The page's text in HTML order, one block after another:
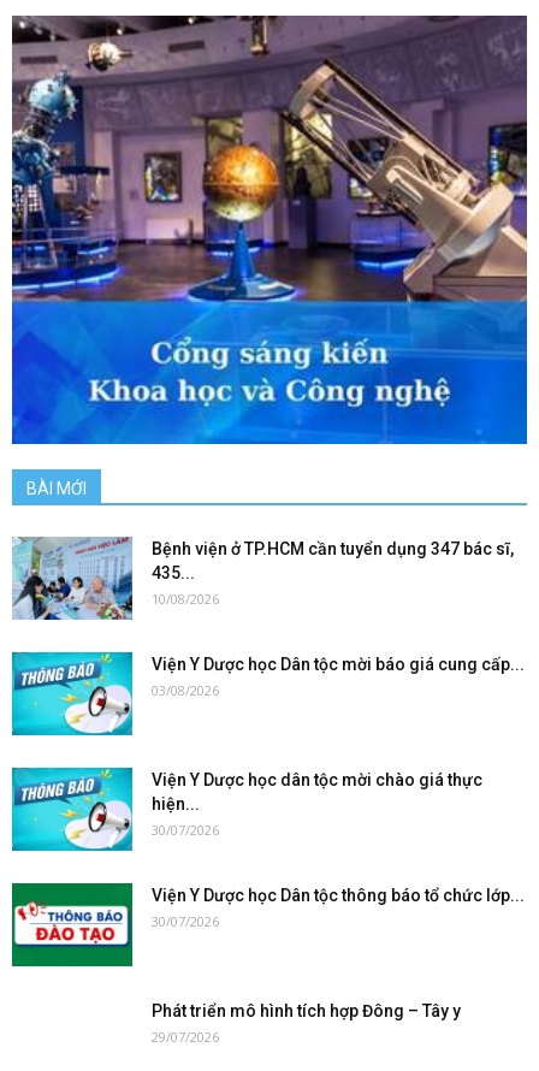
BÀI MỚI
Bệnh viện ở TP.HCM cần tuyển dụng 347 bác sĩ,
435...
10/08/2026
Viện Y Dược học Dân tộc mời báo giá cung cấp...
03/08/2026
Viện Y Dược học dân tộc mời chào giá thực
hiện...
30/07/2026
Viện Y Dược học Dân tộc thông báo tổ chức lớp...
30/07/2026
Phát triển mô hình tích hợp Đông – Tây y
29/07/2026